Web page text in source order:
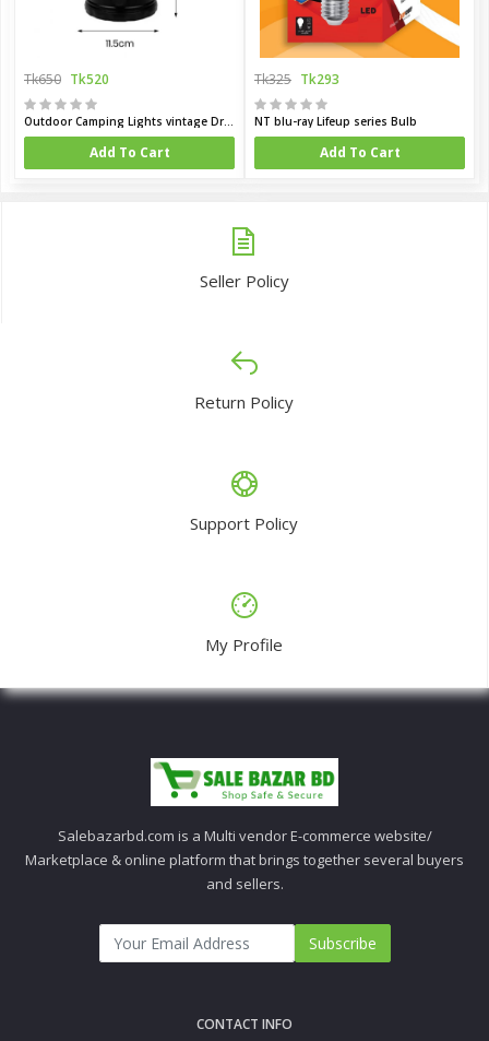
Tk650 Tk520
Outdoor Camping Lights vintage Dry battery easy hanging system
Add To Cart
Tk325 Tk293
NT blu-ray Lifeup series Bulb
Add To Cart
Seller Policy
Return Policy
Support Policy
My Profile
Salebazarbd.com is a Multi vendor E-commerce website/
Marketplace & online platform that brings together several buyers
and sellers.
Subscribe
CONTACT INFO